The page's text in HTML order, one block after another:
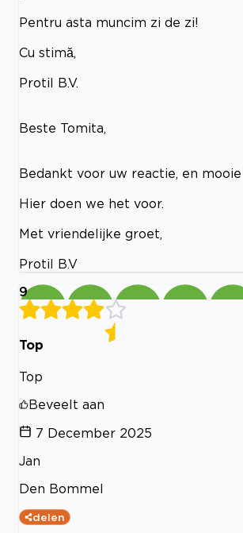
Pentru asta muncim zi de zi!
Cu stimă,
Protil B.V.
Beste Tomita,
Bedankt voor uw reactie, en
Hier doen we het voor.
Met vriendelijke groet,
Protil B.V
9
Top
Top
Beveelt aan
7 December 2025
Jan
Den Bommel
delen